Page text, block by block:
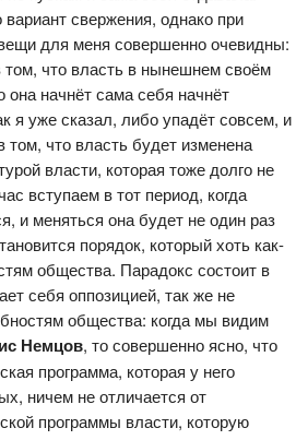
свержения, однако при
для меня совершенно очевидны:
том, что власть в нынешнем своём
она начнёт сама себя начнёт
я уже сказал, либо упадёт совсем, и
том, что власть будет изменена
власти, которая тоже долго не
вступаем в тот период, когда
и меняться она будет не один раз
порядок, который хоть как-
общества. Парадокс состоит в
себя оппозицией, так же не
общества: когда мы видим
Немцов, то совершенно ясно, что
программа, которая у него
ничем не отличается от
программы власти, которую